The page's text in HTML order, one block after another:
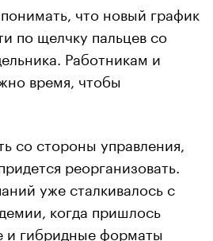
что новый график
по щелчку пальцев со
Работникам и
время, чтобы
со стороны управления,
реорганизовать.
уже сталкивалось с
когда пришлось
и гибридные форматы